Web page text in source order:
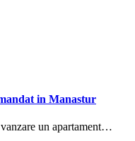
in Manastur
un apartament…